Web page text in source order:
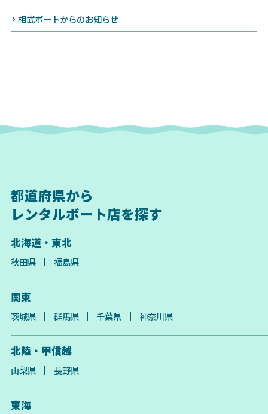
相武ボートからのお知らせ
都道府県から
レンタルボート店を探す
北海道・東北
秋田県 福島県
関東
茨城県 群馬県 千葉県 神奈川県
北陸・甲信越
山梨県 長野県
東海